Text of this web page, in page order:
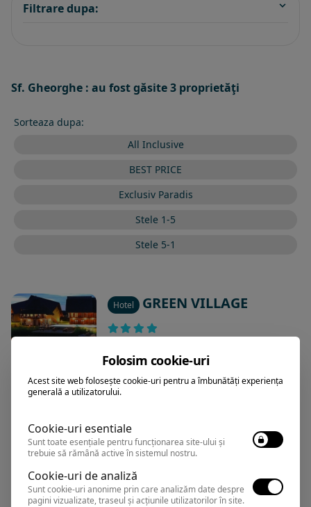
Filtrare dupa:
Sf. Gheorghe : au fost găsite 3 proprietăţi
Sorteaza dupa:
All Inclusive
BEST PRICE
Exclusiv Paradis
Stele 1-5
Stele 5-1
Hotel GREEN VILLAGE
0374.347.708
Pensiune DELTA MARINA
Sf. Gheorghe ,Arata pe harta
Folosim cookie-uri
Acest site web folosește cookie-uri pentru a îmbunătăți experiența
generală a utilizatorului.
Cookie-uri esentiale
Sunt toate esențiale pentru funcționarea site-ului și
trebuie să rămână active în sistemul nostru.
Cookie-uri de analiză
Sunt cookie-uri anonime prin care analizăm date despre
pagini vizualizate, traseul și acțiunile utilizatorilor în site.